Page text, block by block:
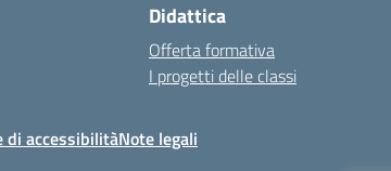
Didattica
Offerta formativa
I progetti delle classi
di accessibilitàNote legali